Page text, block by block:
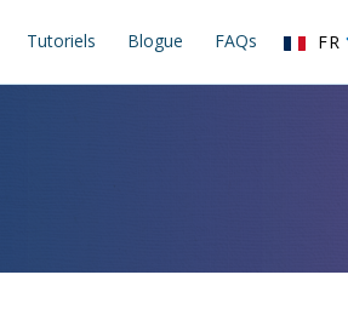
FR
Tutoriels Blogue FAQs